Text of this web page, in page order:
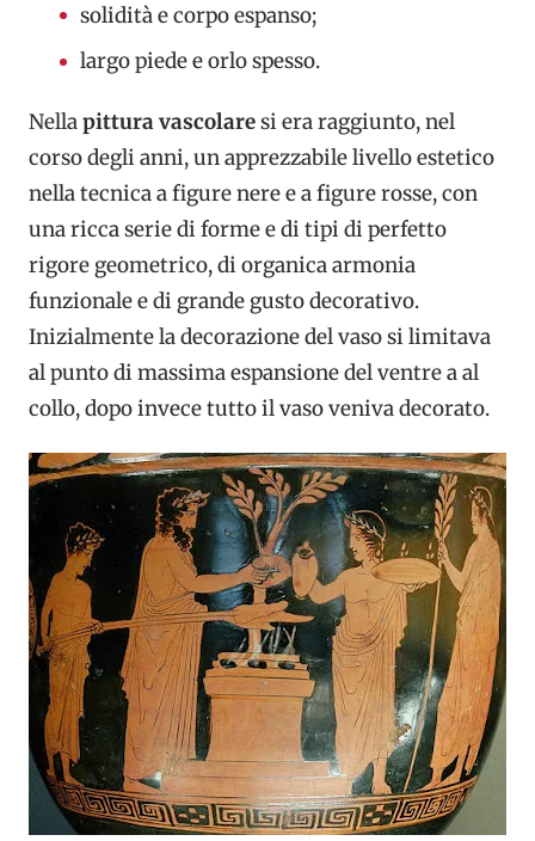
solidità e corpo espanso;
largo piede e orlo spesso.
Nellapittura vascolaresi era raggiunto, nel
corso degli anni, un apprezzabile livello estetico
nella tecnica a figure nere e a figure rosse, con
una ricca serie di forme e di tipi di perfetto
rigore geometrico, di organica armonia
funzionale e di grande gusto decorativo.
Inizialmente la decorazione del vaso si limitava
al punto di massima espansione del ventre a al
collo, dopo invece tutto il vaso veniva decorato.